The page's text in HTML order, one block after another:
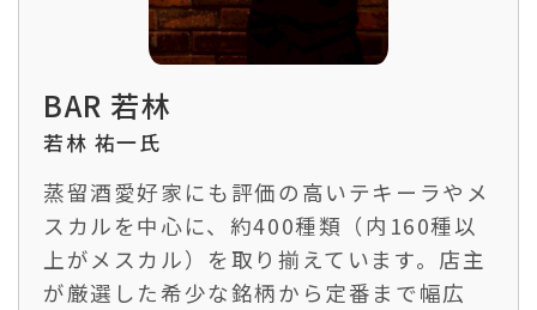
BAR 若林
若林 祐一氏
蒸留酒愛好家にも評価の高いテキーラやメ
スカルを中心に、約400種類（内160種以
上がメスカル）を取り揃えています。店主
が厳選した希少な銘柄から定番まで幅広